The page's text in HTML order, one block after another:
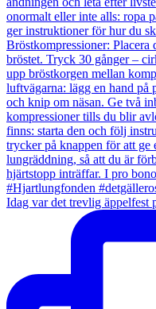
Idag var det trevlig äppelfest